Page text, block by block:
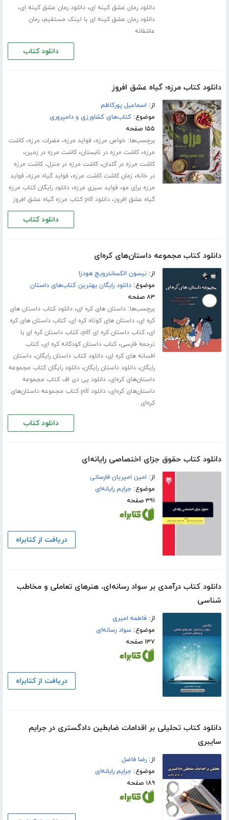
دانلود رمان عشق کینه ای،دانلود رمان عشق کینه ای،
دانلود رمان عشق کینه ای با لینک مستقیم،رمان
عاشقانه
دانلود کتاب
دانلود کتاب مرزه؛ گیاه عشق افروز
از: اسماعیل پورکاظم
موضوع:کتاب‌های کشاورزی و دامپروری
۱۵۵ صفحه
برچسب‌ها: خواص مرزه، فواید مرزه، مضرات مرزه،کاشت
مرزه،کاشت مرزه در تابستان،کاشت مرزه در زمین،
کاشت مرزه در گلدان،کاشت مرزه در منزل،کاشت مرزه
در خانه، زمان کاشت کاشت مرزه، فواید گیاه مرزه، فواید
مرزه برای مو، فواید سبزی مرزه،دانلود رایگان کتاب مرزه
گیاه عشق افروز،دانلود pdf کتاب مرزه گیاه عشق افروز
دانلود کتاب
دانلود کتاب مجموعه داستان‌های کره‌ای
از:نیسون الکساندرویچ هودزا
موضوع:دانلود رایگان بهترین کتاب‌های داستان
۸۳ صفحه
برچسب‌ها:داستان های کره ای،دانلود کتاب داستان های
کره ای،داستان های کوتاه کره ای،کتاب داستان های کره
ای،کتاب داستان کره ای pdf ،کتاب داستان کره ای با
ترجمه فارسی،کتاب داستان کودکانه کره ای،کتاب
افسانه های کره ای،دانلود کتاب داستان رایگان،داستان
رایگان،دانلود داستان رایگان،دانلود رایگان کتاب مجموعه
داستان‌های کره‌ای،دانلود پی دی اف کتاب مجموعه
داستان‌های کره‌ای،
دانلود pdf کتاب مجموعه داستان‌های
کره‌ای
دانلود کتاب
دانلود کتاب حقوق جزای اختصاصی رایانه‌ای
از: امین امیریان فارسانی
موضوع:جرایم رایانه‌ای
۳۹۱ صفحه
دریافت از کتابراه
دانلود کتاب درآمدی بر سواد رسانه‌ای، هنرهای تعاملی و مخاطب
شناسی
از:فاطمه امیری
موضوع:سواد رسانه‌ای
۱۳۷ صفحه
دریافت از کتابراه
دانلود کتاب تحلیلی بر اقدامات ضابطین دادگستری در جرایم
سایبری
از:رضا فاضل
موضوع:جرایم رایانه‌ای
۱۸۹ صفحه